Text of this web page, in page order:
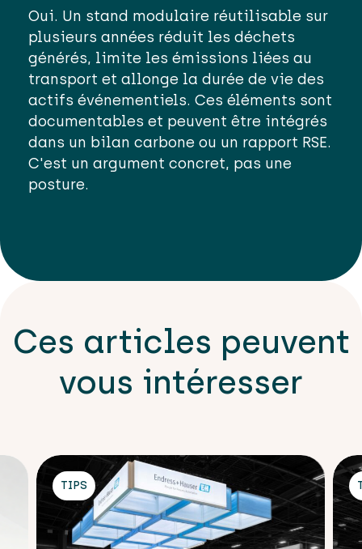
Oui. Un stand modulaire réutilisable sur
plusieurs années réduit les déchets
générés, limite les émissions liées au
transport et allonge la durée de vie des
actifs événementiels. Ces éléments sont
documentables et peuvent être intégrés
dans un bilan carbone ou un rapport RSE.
C'est un argument concret, pas une
posture.
Ces articles peuvent
vous intéresser
TIPS